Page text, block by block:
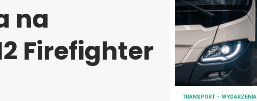
na
Firefighter
TRANSPORT WYDARZENIA